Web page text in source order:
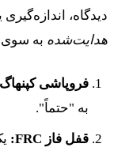
دیدگاه،
هدایت‌شده به سوی
فروپاشی
به "حتماً".
قفل فاز FRC: